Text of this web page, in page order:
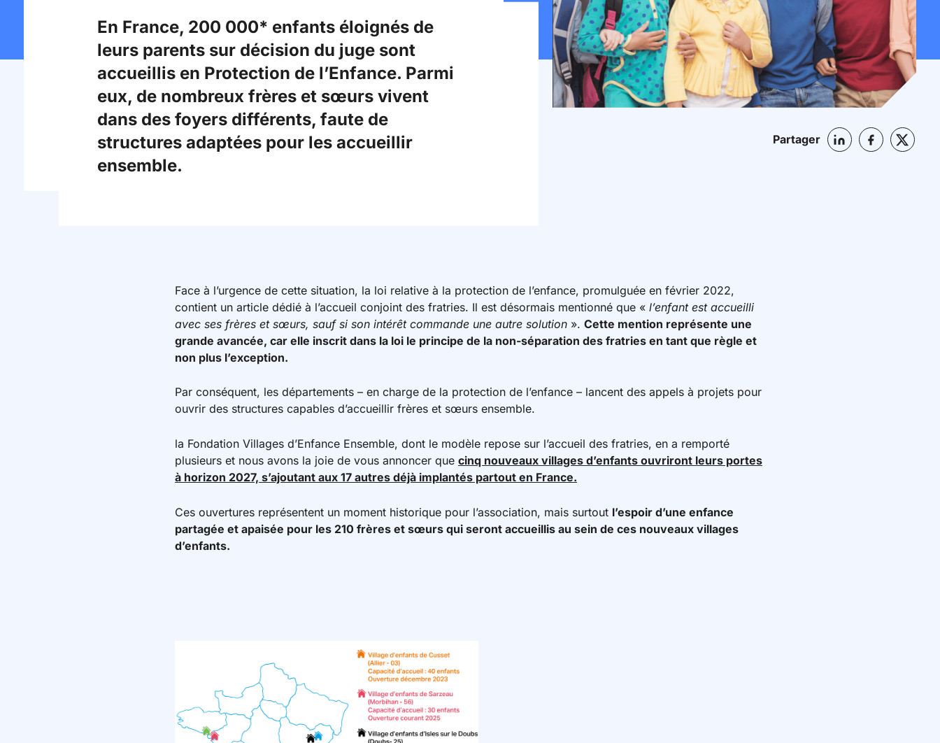
En France, 200 000* enfants éloignés de
leurs parents sur décision du juge sont
accueillis en Protection de l’Enfance. Parmi
eux, de nombreux frères et sœurs vivent
dans des foyers différents, faute de
structures adaptées pour les accueillir
ensemble.
Partager
Face à l’urgence de cette situation, la loi relative à la protection de l’enfance, promulguée en février 2022,
contient un article dédié à l’accueil conjoint des fratries. Il est désormais mentionné que « l’enfant est accueilli
avec ses frères et sœurs, sauf si son intérêt commande une autre solution ». Cette mention représente une
grande avancée, car elle inscrit dans la loi le principe de la non-séparation des fratries en tant que règle et
non plus l’exception.
Par conséquent, les départements – en charge de la protection de l’enfance – lancent des appels à projets pour
ouvrir des structures capables d’accueillir frères et sœurs ensemble.
la Fondation Villages d’Enfance Ensemble, dont le modèle repose sur l’accueil des fratries, en a remporté
plusieurs et nous avons la joie de vous annoncer que cinq nouveaux villages d’enfants ouvriront leurs portes
à horizon 2027, s’ajoutant aux 17 autres déjà implantés partout en France.
Ces ouvertures représentent un moment historique pour l’association, mais surtout l’espoir d’une enfance
partagée et apaisée pour les 210 frères et sœurs qui seront accueillis au sein de ces nouveaux villages
d’enfants.